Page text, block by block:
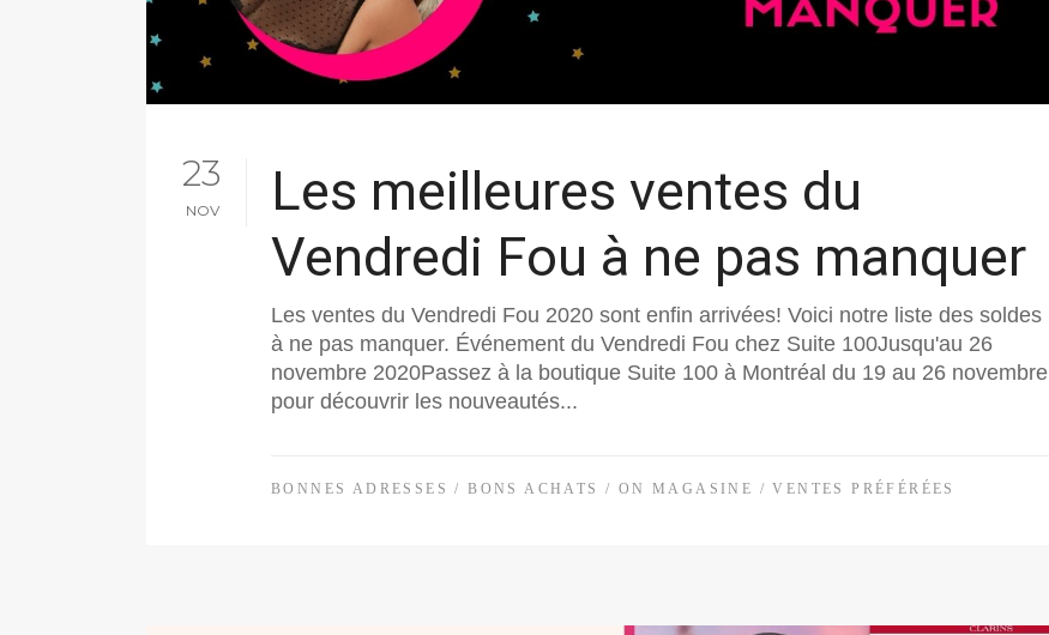
23
NOV
Les meilleures ventes du
Vendredi Fou à ne pas manquer
Les ventes du Vendredi Fou 2020 sont enfin arrivées! Voici notre liste des soldes
à ne pas manquer. Événement du Vendredi Fou chez Suite 100Jusqu'au 26
novembre 2020Passez à la boutique Suite 100 à Montréal du 19 au 26 novembre
pour découvrir les nouveautés...
BONNES ADRESSES /BONS ACHATS / ON MAGASINE /VENTES PRÉFÉRÉES